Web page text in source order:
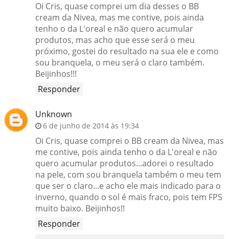
Oi Cris, quase comprei um dia desses o BB
cream da Nivea, mas me contive, pois ainda
tenho o da L'oreal e não quero acumular
produtos, mas acho que esse será o meu
próximo, gostei do resultado na sua ele e como
sou branquela, o meu será o claro também.
Beijinhos!!!
Responder
Unknown
6 de junho de 2014 às 19:34
Oi Cris, quase comprei o BB cream da Nivea, mas
me contive, pois ainda tenho o da L'oreal e não
quero acumular produtos...adorei o resultado
na pele, com sou branquela também o meu tem
que ser o claro...e acho ele mais indicado para o
inverno, quando o sol é mais fraco, pois tem FPS
muito baixo. Beijinhos!!
Responder